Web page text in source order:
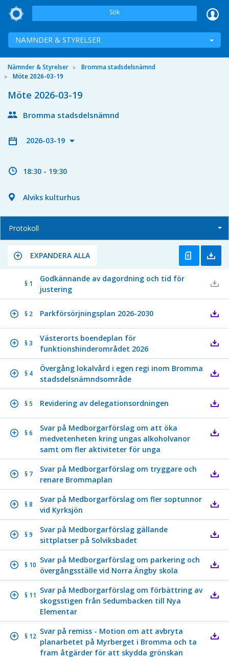
Sök
NÄMNDER & STYRELSER
Nämnder & Styrelser
Bromma stadsdelsnämnd
Möte 2026-03-19
Möte 2026-03-19
Bromma stadsdelsnämnd
2026-03-19
18:30 - 19:30
Alviks kulturhus
Protokoll
EXPANDERA ALLA
§ 1
Godkännande av dagordning och tid för
justering
§ 2 Parkförsörjningsplan 2026-2030
§ 3
Västerorts boendeplan för
funktionshinderområdet 2026
§ 4
Övergång lokalvård i egen regi inom Bromma
stadsdelsnämndsområde
§ 5 Revidering av delegationsordningen
§ 6
Svar på Medborgarförslag om att öka
medvetenheten kring ungas alkoholvanor
samt om fler aktiviteter för unga
§ 7
Svar på Medborgarförslag om tryggare och
renare Brommaplan
§ 8
Svar på Medborgarförslag om fler soptunnor
vid Kyrksjön
§ 9
Svar på Medborgarförslag gällande
sittplatser på Solviksbadet
§ 10
Svar på Medborgarförslag om parkering och
övergångsställe vid Norra Ängby skola
§ 11
Svar på Medborgarförslag om förbättring av
skogsstigen från Sedumbacken till Nya
Elementar
§ 12
Svar på remiss - Motion om att avbryta
planarbetet på Myrberget i Bromma och ta
fram åtgärder för att skydda grönskan